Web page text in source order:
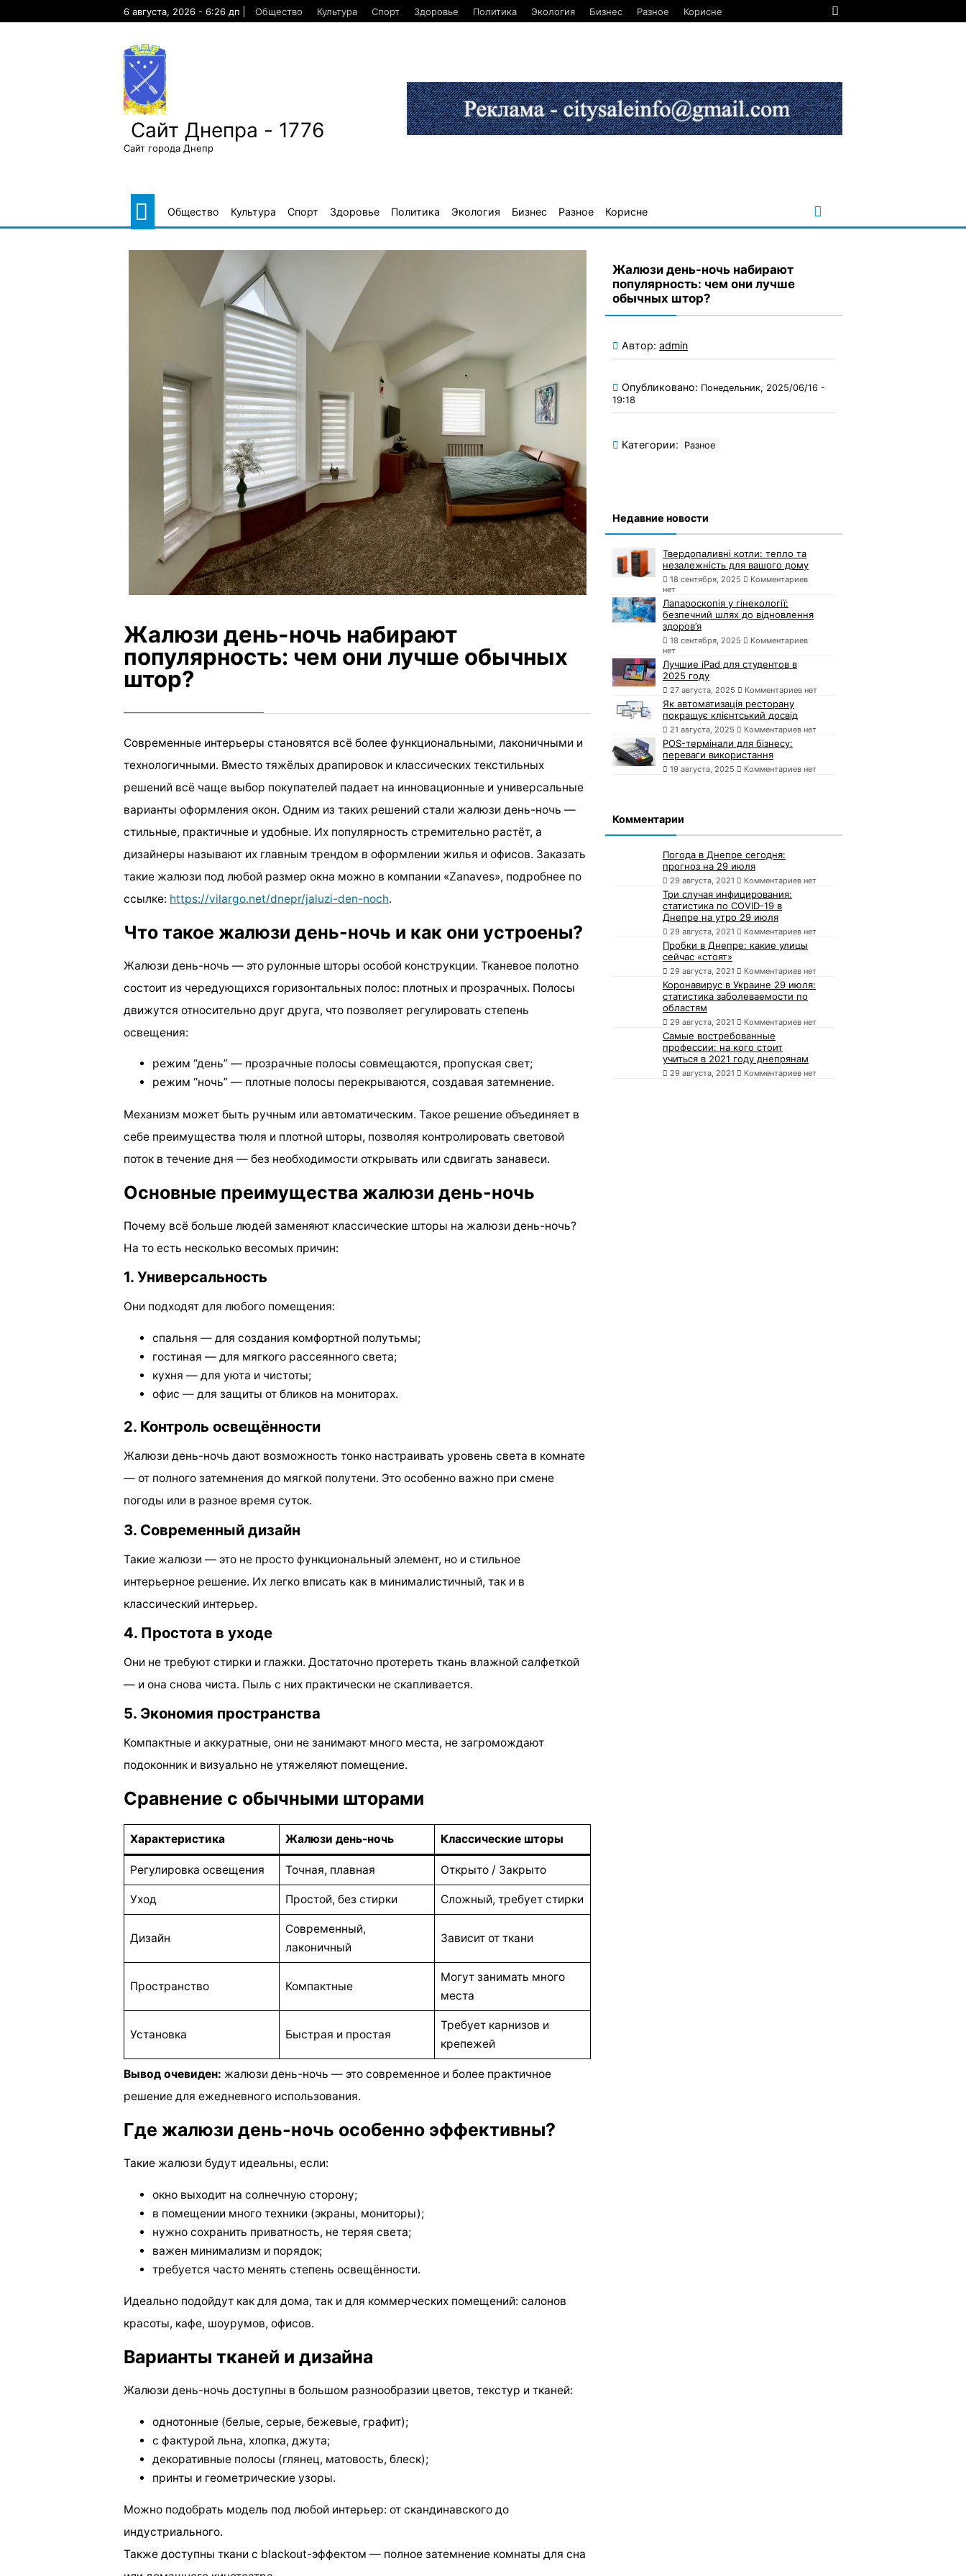
6 августа, 2026 - 6:26 дп Общество Культура Спорт Здоровье Политика Экология Бизнес Разное Корисне
Сайт Днепра - 1776
Сайт города Днепр
Общество Культура Спорт Здоровье Политика Экология Бизнес Разное Корисне
Жалюзи день-ночь набирают
популярность: чем они лучше обычных
штор?
Современные интерьеры становятся всё более функциональными, лаконичными и
технологичными. Вместо тяжёлых драпировок и классических текстильных
решений всё чаще выбор покупателей падает на инновационные и универсальные
варианты оформления окон. Одним из таких решений стали жалюзи день-ночь —
стильные, практичные и удобные. Их популярность стремительно растёт, а
дизайнеры называют их главным трендом в оформлении жилья и офисов. Заказать
такие жалюзи под любой размер окна можно в компании «Zanaves», подробнее по
ссылке: https://vilargo.net/dnepr/jaluzi-den-noch.
Что такое жалюзи день-ночь и как они устроены?
Жалюзи день-ночь — это рулонные шторы особой конструкции. Тканевое полотно
состоит из чередующихся горизонтальных полос: плотных и прозрачных. Полосы
движутся относительно друг друга, что позволяет регулировать степень
освещения:
режим “день” — прозрачные полосы совмещаются, пропуская свет;
режим “ночь” — плотные полосы перекрываются, создавая затемнение.
Механизм может быть ручным или автоматическим. Такое решение объединяет в
себе преимущества тюля и плотной шторы, позволяя контролировать световой
поток в течение дня — без необходимости открывать или сдвигать занавеси.
Основные преимущества жалюзи день-ночь
Почему всё больше людей заменяют классические шторы на жалюзи день-ночь?
На то есть несколько весомых причин:
1. Универсальность
Они подходят для любого помещения:
спальня — для создания комфортной полутьмы;
гостиная — для мягкого рассеянного света;
кухня — для уюта и чистоты;
офис — для защиты от бликов на мониторах.
2. Контроль освещённости
Жалюзи день-ночь дают возможность тонко настраивать уровень света в комнате
— от полного затемнения до мягкой полутени. Это особенно важно при смене
погоды или в разное время суток.
3. Современный дизайн
Такие жалюзи — это не просто функциональный элемент, но и стильное
интерьерное решение. Их легко вписать как в минималистичный, так и в
классический интерьер.
4. Простота в уходе
Они не требуют стирки и глажки. Достаточно протереть ткань влажной салфеткой
— и она снова чиста. Пыль с них практически не скапливается.
5. Экономия пространства
Компактные и аккуратные, они не занимают много места, не загромождают
подоконник и визуально не утяжеляют помещение.
Сравнение с обычными шторами
Характеристика Жалюзи день-ночь Классические шторы
Регулировка освещения Точная, плавная Открыто / Закрыто
Уход Простой, без стирки Сложный, требует стирки
Дизайн
Современный,
лаконичный
Зависит от ткани
Пространство Компактные
Могут занимать много
места
Установка Быстрая и простая
Требует карнизов и
крепежей
Вывод очевиден: жалюзи день-ночь — это современное и более практичное
решение для ежедневного использования.
Где жалюзи день-ночь особенно эффективны?
Такие жалюзи будут идеальны, если:
окно выходит на солнечную сторону;
в помещении много техники (экраны, мониторы);
нужно сохранить приватность, не теряя света;
важен минимализм и порядок;
требуется часто менять степень освещённости.
Идеально подойдут как для дома, так и для коммерческих помещений: салонов
красоты, кафе, шоурумов, офисов.
Варианты тканей и дизайна
Жалюзи день-ночь доступны в большом разнообразии цветов, текстур и тканей:
однотонные (белые, серые, бежевые, графит);
с фактурой льна, хлопка, джута;
декоративные полосы (глянец, матовость, блеск);
принты и геометрические узоры.
Можно подобрать модель под любой интерьер: от скандинавского до
индустриального.
Также доступны ткани с blackout-эффектом — полное затемнение комнаты для сна
Жалюзи день-ночь набирают
популярность: чем они лучше
обычных штор?
Автор: admin
Опубликовано: Понедельник, 2025/06/16 -
19:18
Категории: Разное
Недавние новости
Твердопаливні котли: тепло та
незалежність для вашого дому
18 сентября, 2025
Комментариев
нет
Лапароскопія у гінекології:
безпечний шлях до відновлення
здоров’я
18 сентября, 2025
Комментариев
нет
Лучшие iPad для студентов в
2025 году
27 августа, 2025 Комментариев нет
Як автоматизація ресторану
покращує клієнтський досвід
21 августа, 2025 Комментариев нет
POS-термінали для бізнесу:
переваги використання
19 августа, 2025 Комментариев нет
Комментарии
Погода в Днепре сегодня:
прогноз на 29 июля
29 августа, 2021 Комментариев нет
Три случая инфицирования:
статистика по COVID-19 в
Днепре на утро 29 июля
29 августа, 2021 Комментариев нет
Пробки в Днепре: какие улицы
сейчас «стоят»
29 августа, 2021 Комментариев нет
Коронавирус в Украине 29 июля:
статистика заболеваемости по
областям
29 августа, 2021 Комментариев нет
Самые востребованные
профессии: на кого стоит
учиться в 2021 году днепрянам
29 августа, 2021 Комментариев нет